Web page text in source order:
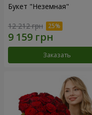
Букет "Неземная"
12 212 грн
Заказать